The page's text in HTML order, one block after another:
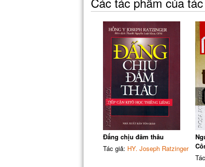
Đấng chịu đâm thâu
Tác giả: HY. Joseph Ratzinger